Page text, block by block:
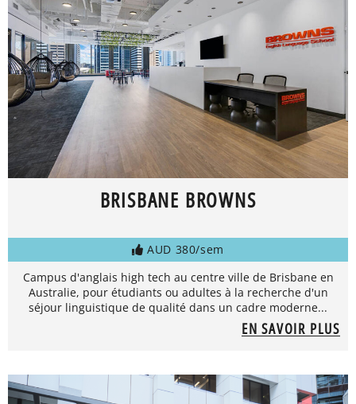
BRISBANE BROWNS
AUD 380/sem
Campus d'anglais high tech au centre ville de Brisbane en
Australie, pour étudiants ou adultes à la recherche d'un
séjour linguistique de qualité dans un cadre moderne...
EN SAVOIR PLUS